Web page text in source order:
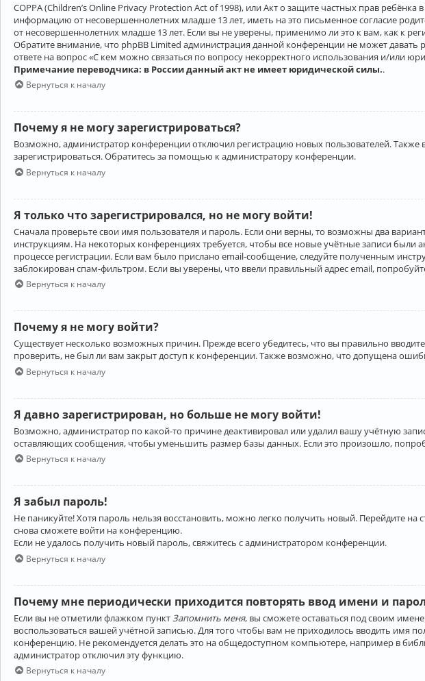
COPPA (Children’s Online Privacy Protection Act of 1998), или Акт о защите частных прав
информацию от несовершеннолетних младше 13 лет, иметь на это письменное согласие
от несовершеннолетних младше 13 лет. Если вы не уверены, применимо ли это к вам, как к
Обратите внимание, что phpBB Limited администрация данной конференции не может
ответе на вопрос «С кем можно связаться по вопросу некорректного использования и/или
Примечание переводчика: в России данный акт не имеет юридической силы..
Вернуться к началу
Почему я не могу зарегистрироваться?
Возможно, администратор конференции отключил регистрацию новых пользователей.
зарегистрироваться. Обратитесь за помощью к администратору конференции.
Вернуться к началу
Я только что зарегистрировался, но не могу войти!
Сначала проверьте свои имя пользователя и пароль. Если они верны, то возможны два
инструкциям. На некоторых конференциях требуется, чтобы все новые учётные записи
процессе регистрации. Если вам было прислано email-сообщение, следуйте полученным
заблокирован спам-фильтром. Если вы уверены, что ввели правильный адрес email,
Вернуться к началу
Почему я не могу войти?
Существует несколько возможных причин. Прежде всего убедитесь, что вы правильно
проверить, не был ли вам закрыт доступ к конференции. Также возможно, что допущена
Вернуться к началу
Я давно зарегистрирован, но больше не могу войти!
Возможно, администратор по какой-то причине деактивировал или удалил вашу учётную
оставляющих сообщения, чтобы уменьшить размер базы данных. Если это произошло,
Вернуться к началу
Я забыл пароль!
Не паникуйте! Хотя пароль нельзя восстановить, можно легко получить новый. Перейдите
снова сможете войти на конференцию.
Если не удалось получить новый пароль, свяжитесь с администратором конференции.
Вернуться к началу
Почему мне периодически приходится повторять ввод имени и
Если вы не отметили флажком пункт Запомнить меня, вы сможете оставаться под своим
воспользоваться вашей учётной записью. Для того чтобы вам не приходилось вводить имя
конференцию. Не рекомендуется делать это на общедоступном компьютере, например в
администратор отключил эту функцию.
Вернуться к началу